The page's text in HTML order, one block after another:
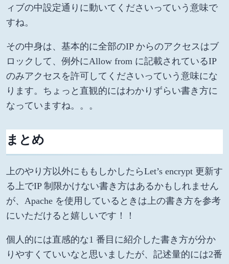
ィブの中設定通りに動いてくださいっていう意味で
すね。
その中身は、基本的に全部のIP からのアクセスはブ
ロックして、例外にAllow from に記載されているIP
のみアクセスを許可してくださいっていう意味にな
ります。ちょっと直観的にはわかりずらい書き方に
なっていますね。。。
まとめ
上のやり方以外にももしかしたらLet’s encrypt 更新す
る上でIP 制限かけない書き方はあるかもしれません
が、Apache を使用しているときは上の書き方を参考
にいただけると嬉しいです！！
個人的には直感的な1 番目に紹介した書き方が分か
りやすくていいなと思いましたが、記述量的には2番